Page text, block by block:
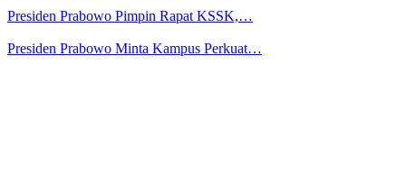
Presiden Prabowo Pimpin Rapat KSSK,…
Presiden Prabowo Minta Kampus Perkuat…